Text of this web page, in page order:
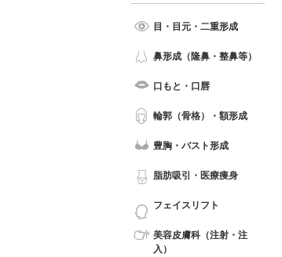
目・目元・二重形成
鼻形成（隆鼻・整鼻等）
口もと・口唇
輪郭（骨格）・額形成
豊胸・バスト形成
脂肪吸引・医療痩身
フェイスリフト
美容皮膚科（注射・注
入）